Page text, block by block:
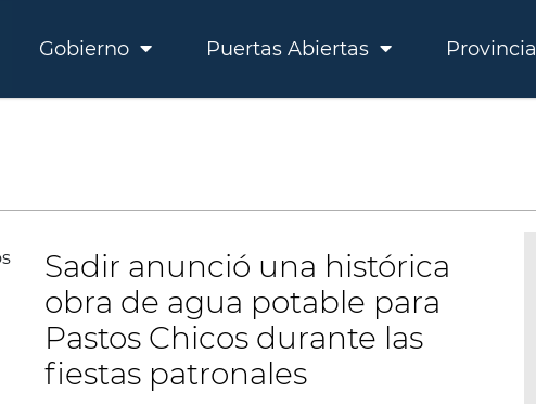
Gobierno Puertas Abiertas Provincia
Sadir anunció una histórica
obra de agua potable para
Pastos Chicos durante las
fiestas patronales